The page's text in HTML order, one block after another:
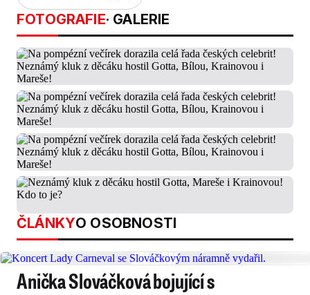
FOTOGRAFIE· GALERIE
ČLÁNKYO OSOBNOSTI
Anička Slováčková bojující s